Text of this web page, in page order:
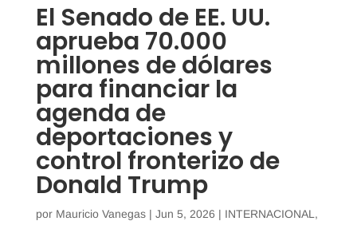
El Senado de EE. UU.
aprueba 70.000
millones de dólares
para financiar la
agenda de
deportaciones y
control fronterizo de
Donald Trump
por Mauricio Vanegas| Jun 5, 2026 | INTERNACIONAL ,